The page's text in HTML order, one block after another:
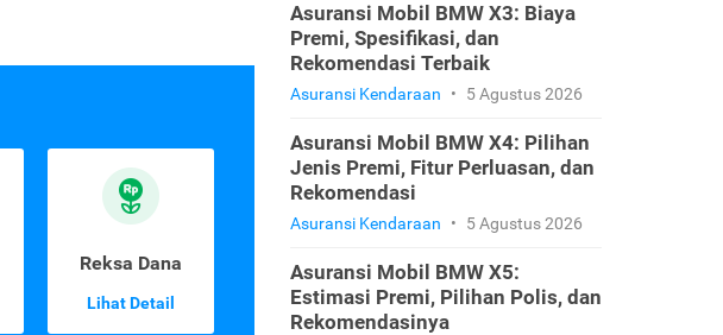
Reksa Dana
Lihat Detail
Asuransi Mobil BMW X3: Biaya
Premi, Spesifikasi, dan
Rekomendasi Terbaik
Asuransi Kendaraan • 5 Agustus 2026
Asuransi Mobil BMW X4: Pilihan
Jenis Premi, Fitur Perluasan, dan
Rekomendasi
Asuransi Kendaraan • 5 Agustus 2026
Asuransi Mobil BMW X5:
Estimasi Premi, Pilihan Polis, dan
Rekomendasinya